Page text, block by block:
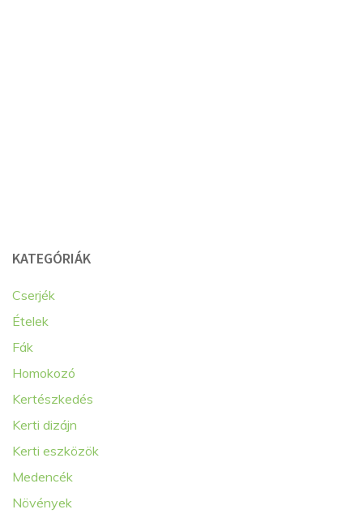
KATEGÓRIÁK
Cserjék
Ételek
Fák
Homokozó
Kertészkedés
Kerti dizájn
Kerti eszközök
Medencék
Növények